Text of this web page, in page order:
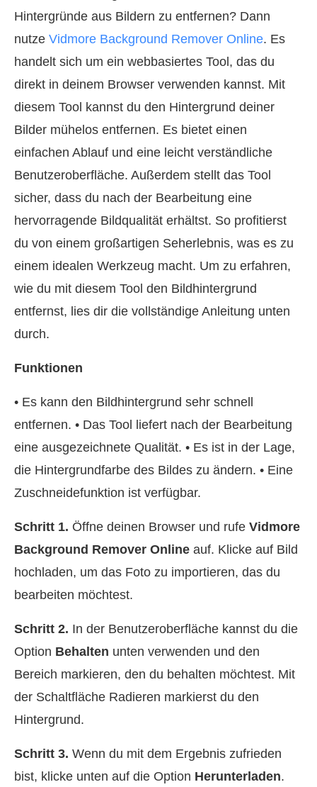
Hintergründe aus Bildern zu entfernen? Dann
nutze Vidmore Background Remover Online. Es
handelt sich um ein webbasiertes Tool, das du
direkt in deinem Browser verwenden kannst. Mit
diesem Tool kannst du den Hintergrund deiner
Bilder mühelos entfernen. Es bietet einen
einfachen Ablauf und eine leicht verständliche
Benutzeroberfläche. Außerdem stellt das Tool
sicher, dass du nach der Bearbeitung eine
hervorragende Bildqualität erhältst. So profitierst
du von einem großartigen Seherlebnis, was es zu
einem idealen Werkzeug macht. Um zu erfahren,
wie du mit diesem Tool den Bildhintergrund
entfernst, lies dir die vollständige Anleitung unten
durch.
Funktionen
• Es kann den Bildhintergrund sehr schnell
entfernen. • Das Tool liefert nach der Bearbeitung
eine ausgezeichnete Qualität. • Es ist in der Lage,
die Hintergrundfarbe des Bildes zu ändern. • Eine
Zuschneidefunktion ist verfügbar.
Schritt 1. Öffne deinen Browser und rufe Vidmore
Background Remover Online auf. Klicke auf Bild
hochladen, um das Foto zu importieren, das du
bearbeiten möchtest.
Schritt 2. In der Benutzeroberfläche kannst du die
Option Behalten unten verwenden und den
Bereich markieren, den du behalten möchtest. Mit
der Schaltfläche Radieren markierst du den
Hintergrund.
Schritt 3. Wenn du mit dem Ergebnis zufrieden
bist, klicke unten auf die Option Herunterladen.